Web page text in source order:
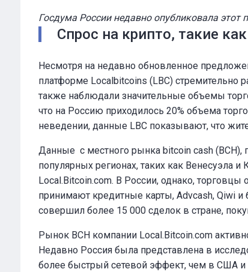
Госдума России недавно опубликовала этот
Спрос на крипто, такие
Несмотря на недавно обновленное
платформе Localbitcoins (LBC) стремительно
также наблюдали значительные объемы
что на Россию приходилось 20% объема
неведении, данные LBC показывают, что
Данные с местного рынка bitcoin cash (BCH),
популярных регионах, таких как Венесуэла
Local.Bitcoin.com. В России, однако,
принимают кредитные карты, Advcash, Qiwi
совершил более 15 000 сделок в стране,
Рынок BCH компании Local.Bitcoin.com
Недавно Россия была представлена в
более быстрый сетевой эффект, чем в США и